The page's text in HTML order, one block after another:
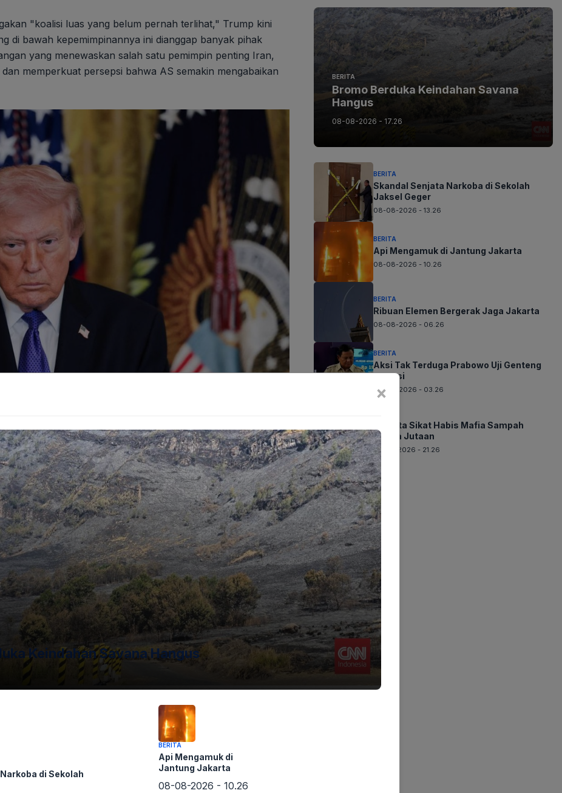
"koalisi luas yang belum pernah terlihat," Trump kini
di bawah kepemimpinannya ini dianggap banyak pihak
yang menewaskan salah satu pemimpin penting Iran,
memperkuat persepsi bahwa AS semakin mengabaikan
menyoroti bahwa tindakan AS ini mengirimkan sinyal
legitimasi internasional sebelum melancarkan aksi militer.
memburuk, diperparah oleh kebijakan "America First"
lebih menekankan kepentingan nasional. Sebelumnya,
mengambil alih Greenland, wilayah milik sekutu
BERITA
Bromo Berduka Keindahan Savana
Hangus
08-08-2026 - 17.26
BERITA
Skandal Senjata Narkoba di Sekolah
Jaksel Geger
08-08-2026 - 13.26
BERITA
Api Mengamuk di Jantung Jakarta
08-08-2026 - 10.26
BERITA
Ribuan Elemen Bergerak Jaga Jakarta
08-08-2026 - 06.26
BERITA
Aksi Tak Terduga Prabowo Uji Genteng
Inovasi
08-08-2026 - 03.26
Jakarta Sikat Habis Mafia Sampah
Denda Jutaan
07-08-2026 - 21.26
×
Keindahan Savana Hangus
di Sekolah
BERITA
Api Mengamuk di
Jantung Jakarta
08-08-2026 - 10.26